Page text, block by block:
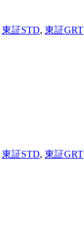
東証STD, 東証GRT
東証STD, 東証GRT